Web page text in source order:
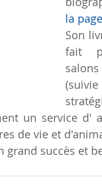
la
Son
fait
un service d'
de vie et
grand succès et